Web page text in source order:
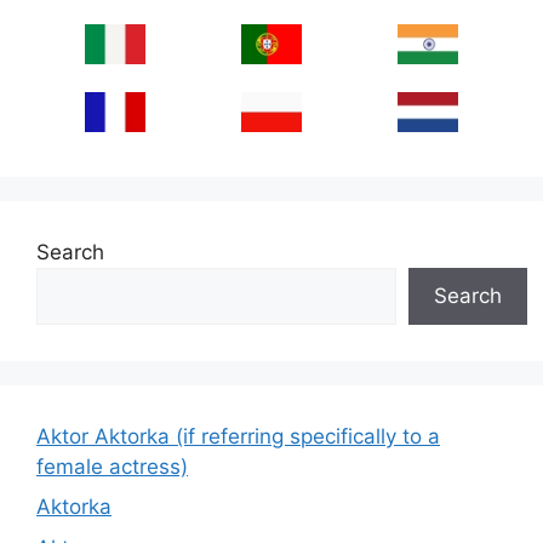
Search
Search
Aktor Aktorka (if referring specifically to a
female actress)
Aktorka